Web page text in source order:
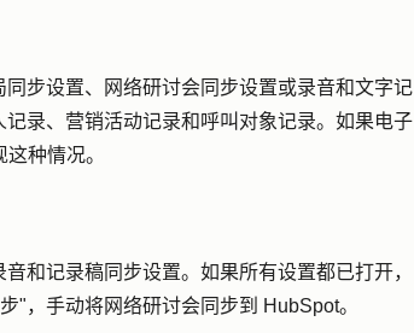
步设置、网络研讨会同步设置或录音和文字记
录、营销活动记录和呼叫对象记录。如果电子
种情况。
和记录稿同步设置。如果所有设置都已打开，
"，手动将网络研讨会同步到 HubSpot。